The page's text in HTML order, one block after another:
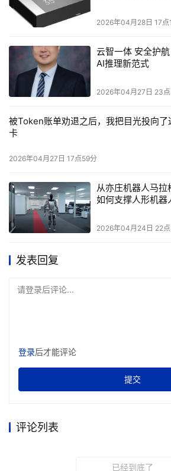
2026年04月28日 17点
云智一体 安全护
AI推理新范式
2026年04月27日 23
被Token账单劝退之后，我把目光投向
卡
2026年04月27日 17点59分
从亦庄机器人马
如何支撑人形机器
2026年04月24日 22
发表回复
请登录后评论...
登录后才能评论
提交
评论列表
已经到底了